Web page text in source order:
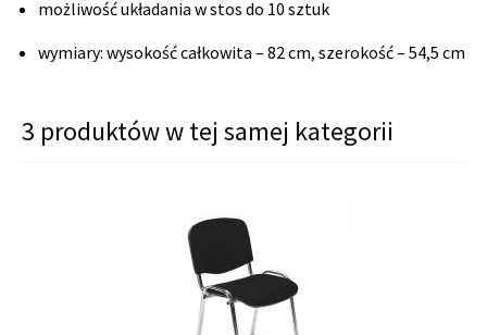
możliwość układania w stos do 10 sztuk
wymiary: wysokość całkowita – 82 cm, szerokość – 54,5 cm
3 produktów w tej samej kategorii